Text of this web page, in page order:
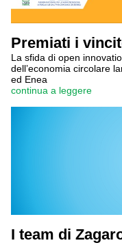
Premiati i
La sfida di open
dell’economia circolare
ed Enea
continua a leggere
I team di